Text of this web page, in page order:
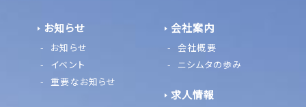
お知らせ
お知らせ
イベント
重要なお知らせ
会社案内
会社概要
ニシムタの歩み
求人情報